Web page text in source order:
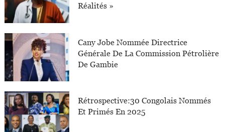
Réalités »
Cany Jobe Nommée Directrice
Générale De La Commission Pétrolière
De Gambie
Rétrospective:30 Congolais Nommés
Et Primés En 2025